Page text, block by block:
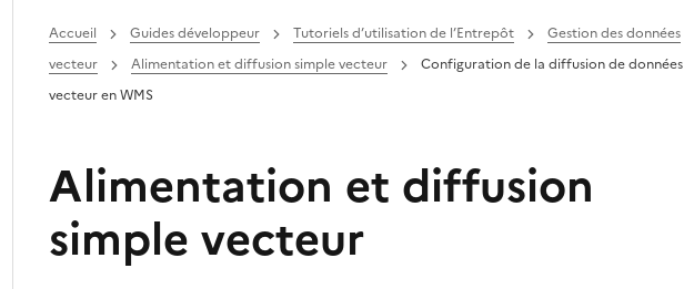
Accueil Guides développeur Tutoriels d’utilisation de l’Entrepôt
Gestion des données
vecteur
Alimentation et diffusion simple vecteur
Configuration de la diffusion de données
vecteur en WMS
Alimentation et diffusion
simple vecteur